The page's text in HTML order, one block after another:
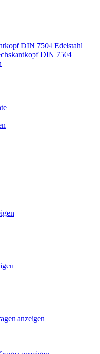
DIN 7504 Edelstahl
DIN 7504
anzeigen